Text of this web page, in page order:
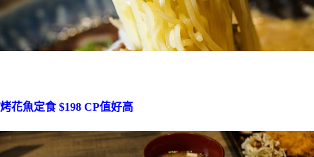
烤花魚定食 $198 CP值好高